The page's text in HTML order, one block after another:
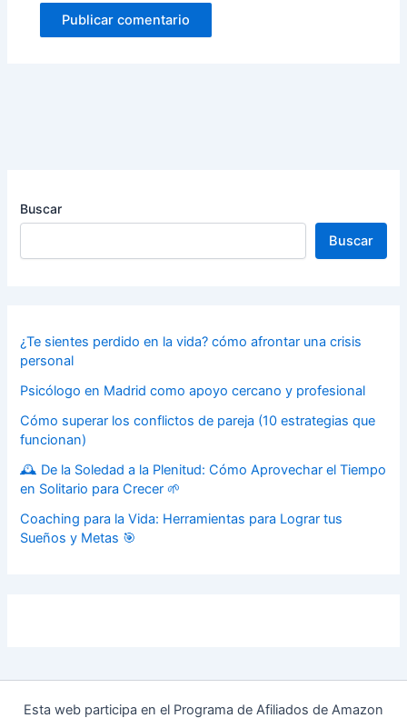
Buscar
Buscar
¿Te sientes perdido en la vida? cómo afrontar una crisis
personal
Psicólogo en Madrid como apoyo cercano y profesional
Cómo superar los conflictos de pareja (10 estrategias que
funcionan)
🕰️ De la Soledad a la Plenitud: Cómo Aprovechar el Tiempo
en Solitario para Crecer 🌱
Coaching para la Vida: Herramientas para Lograr tus
Sueños y Metas 🎯
Esta web participa en el Programa de Afiliados de Amazon